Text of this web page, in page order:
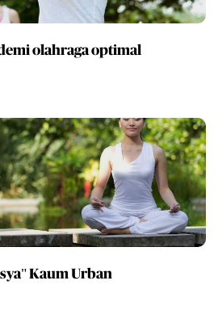
olahraga optimal
Kaum Urban